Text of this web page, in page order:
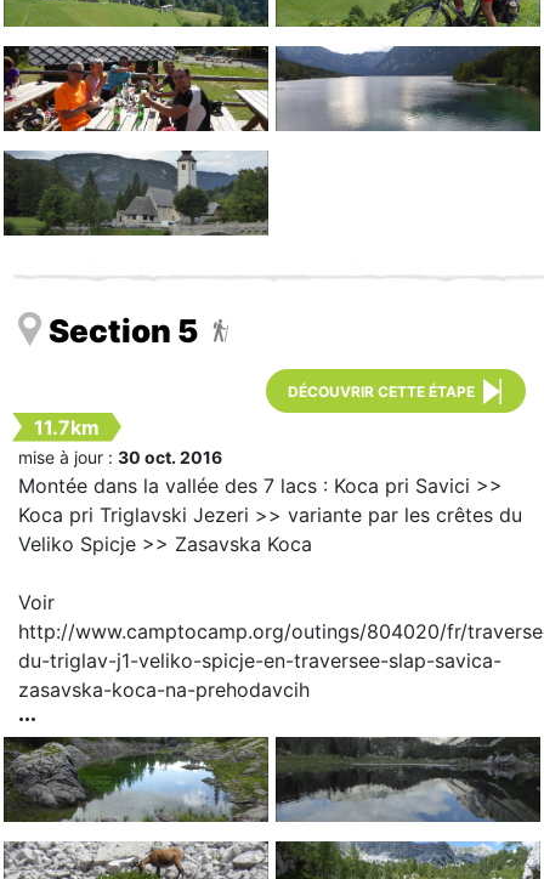
Section 5 
DÉCOUVRIR CETTE ÉTAPE
11.7km
mise à jour : 30 oct. 2016
Montée dans la vallée des 7 lacs : Koca pri Savici >>
Koca pri Triglavski Jezeri >> variante par les crêtes du
Veliko Spicje >> Zasavska Koca
Voir
http://www.camptocamp.org/outings/804020/fr/
du-triglav-j1-veliko-spicje-en-traversee-slap-savica-
zasavska-koca-na-prehodavcih